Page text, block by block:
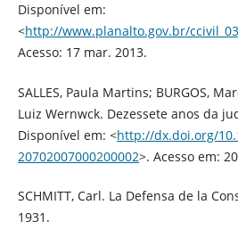
Disponível em:
<http://www.planalto.gov.br/
Acesso: 17 mar. 2013.
SALLES, Paula Martins; BURGOS,
Luiz Wernwck. Dezessete anos da
Disponível em: <http://dx.doi.org/
20702007000200002>. Acesso em:
SCHMITT, Carl. La Defensa de la
1931.